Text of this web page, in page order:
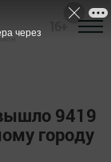
9419
городу
через